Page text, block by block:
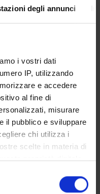
degli annunci
i vostri dati
IP, utilizzando
e accedere
al fine di
misurare
il pubblico e sviluppare
chi utilizza i
scelte in materia di
proprietà digitale
in qualsiasi
PROJECT
Psychology